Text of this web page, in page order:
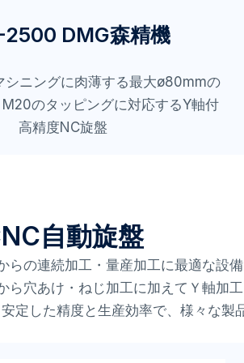
DMG森精機
シニングに肉薄する最大ø80mmの
のタッピングに対応するY軸付
高精度NC旋盤
自動旋盤
らの連続加工・量産加工に最適な設
穴あけ・ねじ加工に加えてＹ軸加
定した精度と生産効率で、様々な製